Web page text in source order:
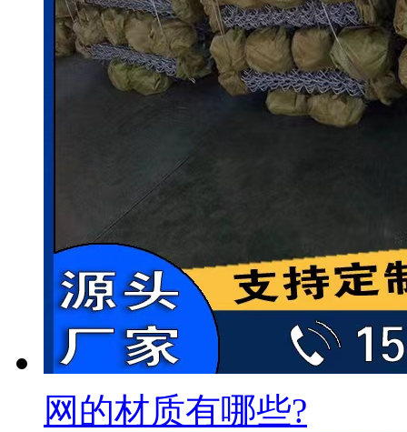
网的材质有哪些?